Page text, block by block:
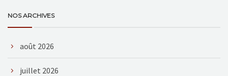
NOS ARCHIVES
août 2026
juillet 2026